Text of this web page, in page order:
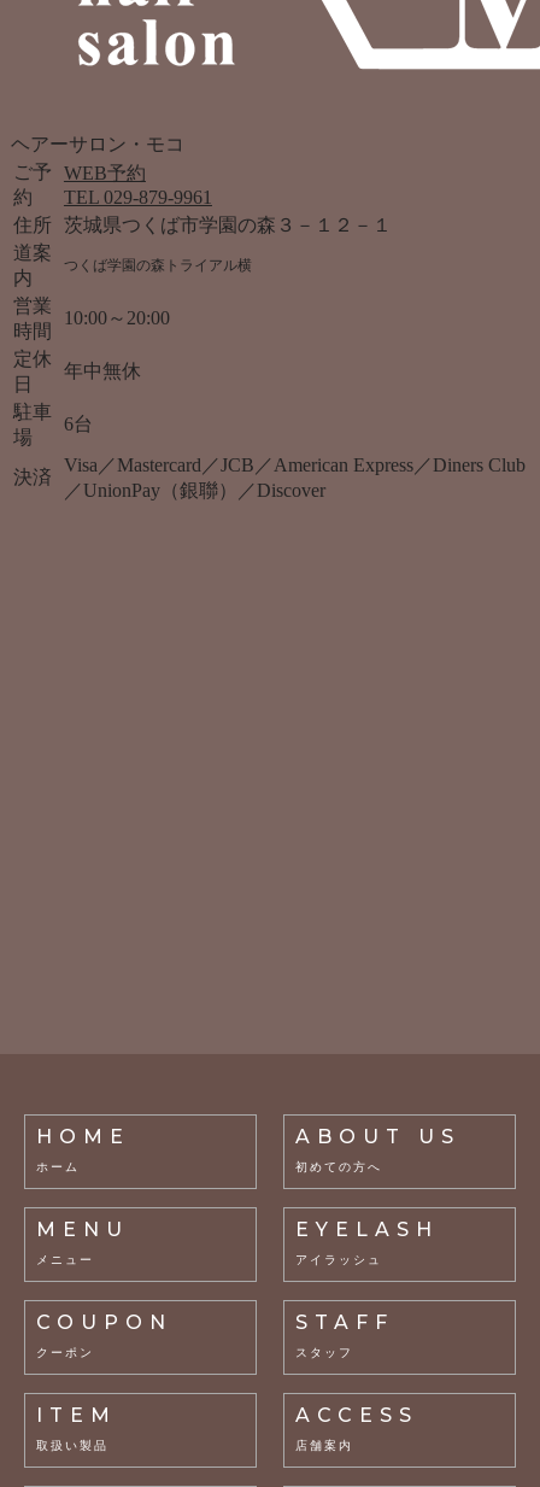
ヘアーサロン・モコ
ご予
約
WEB予約
TEL 029-879-9961
住所 茨城県つくば市学園の森３－１２－１
道案
内
つくば学園の森トライアル横
営業
時間
10:00～20:00
定休
日
年中無休
駐車
場
6台
決済
Visa／Mastercard／JCB／American Express／Diners Club
／UnionPay（銀聯）／Discover
HOME
ホーム
ABOUT US
初めての方へ
MENU
メニュー
EYELASH
アイラッシュ
COUPON
クーポン
STAFF
スタッフ
ITEM
取扱い製品
ACCESS
店舗案内